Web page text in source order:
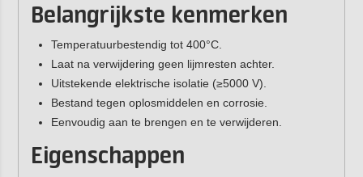
Belangrijkste kenmerken
Temperatuurbestendig tot 400°C.
Laat na verwijdering geen lijmresten achter.
Uitstekende elektrische isolatie (≥5000 V).
Bestand tegen oplosmiddelen en corrosie.
Eenvoudig aan te brengen en te verwijderen.
Eigenschappen